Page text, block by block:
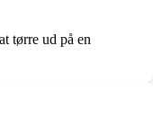
tørre ud på en